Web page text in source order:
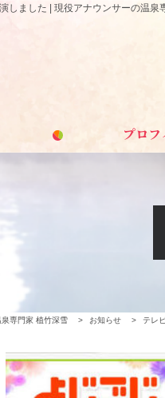
しました | 現役アナウンサーの温泉
プロ
専門家 植竹深雪 > お知らせ > テレ